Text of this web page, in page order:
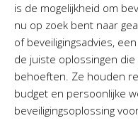
is de mogelijkheid om
nu op zoek bent naar
of beveiligingsadvies,
de juiste oplossingen
behoeften. Ze houden
budget en persoonlijke
beveiligingsoplossing